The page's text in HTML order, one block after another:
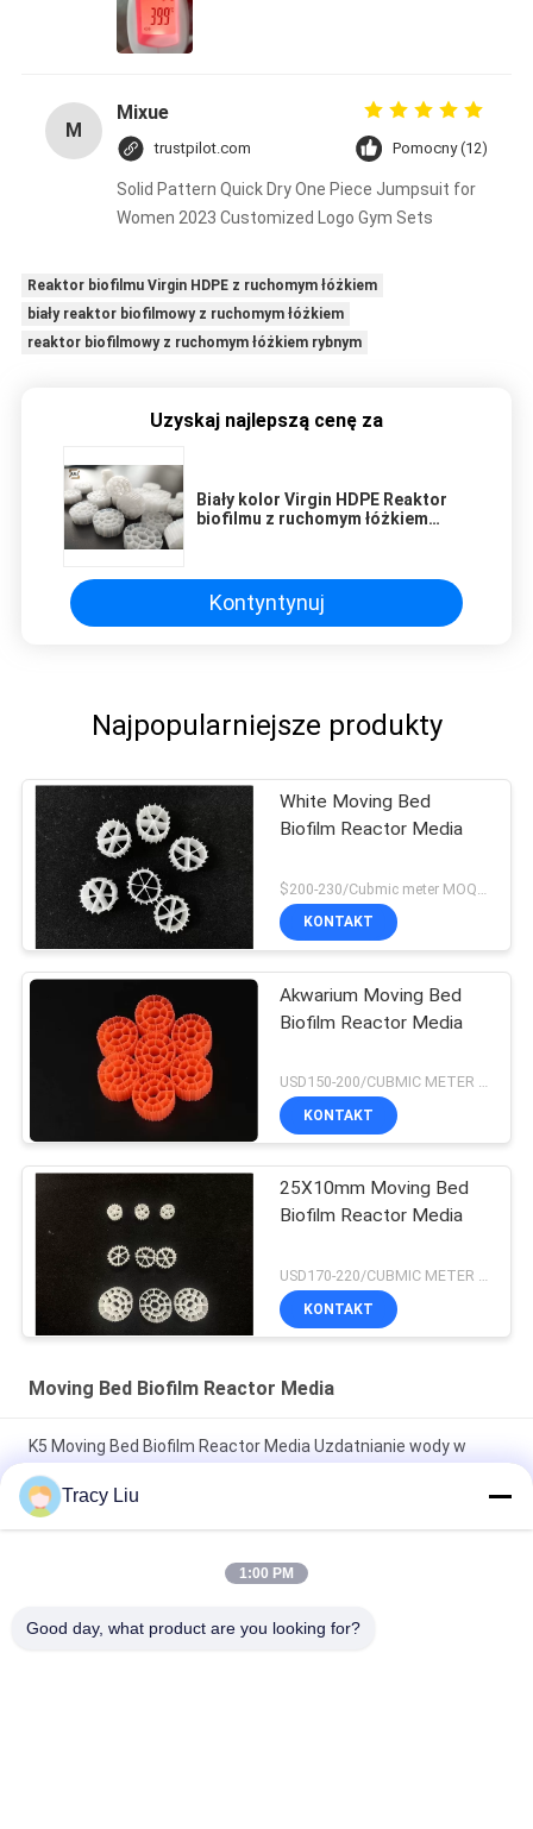
M
Mixue
trustpilot.com Pomocny (12)
Solid Pattern Quick Dry One Piece Jumpsuit for
Women 2023 Customized Logo Gym Sets
Reaktor biofilmu Virgin HDPE z ruchomym łóżkiem
biały reaktor biofilmowy z ruchomym łóżkiem
reaktor biofilmowy z ruchomym łóżkiem rybnym
Uzyskaj najlepszą cenę za
Biały kolor Virgin HDPE Reaktor
biofilmu z ruchomym łóżkiem
Kontyntynuj
Najpopularniejsze produkty
White Moving Bed
Biofilm Reactor Media
KONTAKT
Akwarium Moving Bed
Biofilm Reactor Media
USD150-200/CUBMIC METER MOQ:1CubmicMeter
KONTAKT
25X10mm Moving Bed
Biofilm Reactor Media
USD170-220/CUBMIC METER MOQ:1CubmicMeter
KONTAKT
Moving Bed Biofilm Reactor Media
K5 Moving Bed Biofilm Reactor Media Uzdatnianie wody w
gospodarstwie rybnym
HDPE MBBR Reaktor biofilmowy z ruchomym złożem
rybny
Tracy Liu
1:00 PM
Good day, what product are you looking for?